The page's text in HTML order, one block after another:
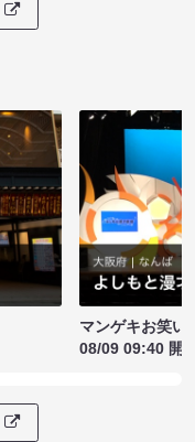
マンゲキお笑い
08/09 09:40 開